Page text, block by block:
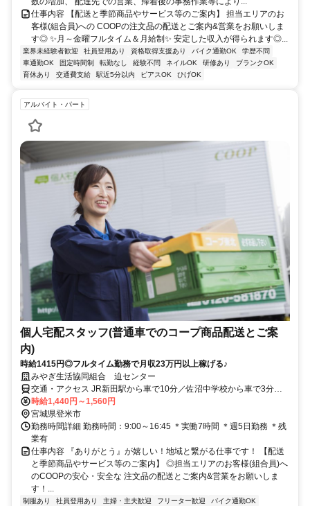
仕事内容 【配送と季節商品やサービス等のご案内】 担当エリアのお
客様(組合員)への COOPの注文品の配送とご案内&営業をお願いしま
す◎ ✨月～金曜フルタイム＆月給制✨ 安定した収入が得られます◎...
業界未経験者歓迎 社員登用あり 資格取得支援あり バイク通勤OK
学歴不問
車通勤OK
固定時間制 転勤なし 経験不問 ネイルOK 研修あり
ブランクOK
育休あり
交通費支給 駅近5分以内 ピアスOK ひげOK
アルバイト・パート
個人宅配スタッフ(普通車でのコープ商品配送とご案
内)
時給1415円◎フルタイム勤務で月収23万円以上稼げる♪
みやぎ生活協同組合 迫センター
交通・アクセス JR新田駅から車で10分／佐沼中学校から車で3分／
車通勤可（無料駐車場あり）
時給1,440円～1,560円
宮城県登米市
勤務時間詳細 勤務時間：9:00～16:45 ＊実働7時間 ＊週5日勤務 ＊残
業有
仕事内容 『ありがとう』が嬉しい！地域と繋がる仕事です！ 【配送
と季節商品やサービス等のご案内】 ◎担当エリアのお客様(組合員)へ
のCOOPの安心・安全な 注文品の配送とご案内&営業をお願いしま
す！...
制服あり 社員登用あり 主婦・主夫歓迎 フリーター歓迎
バイク通勤OK